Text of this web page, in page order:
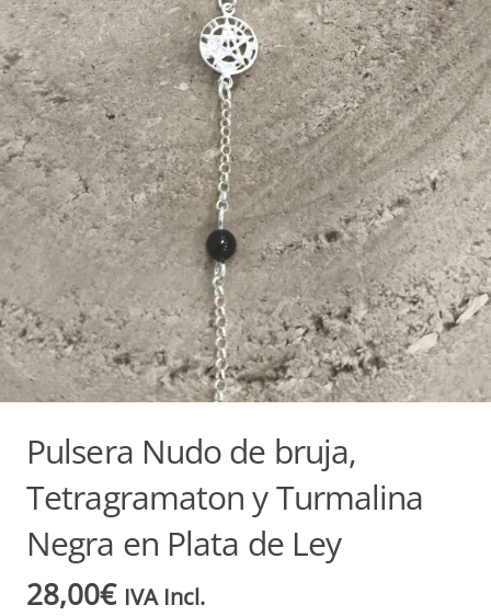
Pulsera Nudo de bruja,
Tetragramaton y Turmalina
Negra en Plata de Ley
28,00€ IVA Incl.